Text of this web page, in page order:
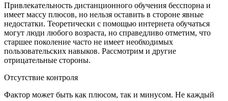
Привлекательность дистанционного обучения бесспорна и
имеет массу плюсов, но нельзя оставить в стороне явные
недостатки. Теоретически с помощью интернета обучаться
могут люди любого возраста, но справедливо отметим, что
старшее поколение часто не имеет необходимых
пользовательских навыков. Рассмотрим и другие
отрицательные стороны.
Отсутствие контроля
Фактор может быть как плюсом, так и минусом. Не каждый